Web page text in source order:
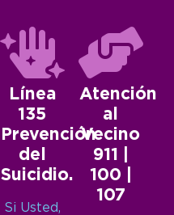
Línea
135
Prevención
del
Suicidio.
Si Usted,
Atención
al
Vecino
911 |
100 |
107